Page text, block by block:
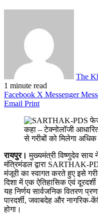
The
1 minute read
Facebook X Messenger
Email Print
रायपुर। मुख्यमंत्री विष्णुदेव साय
मंत्रिमंडल द्वारा SARTHAK-
मंजूरी का स्वागत करते हुए इसे
दिशा में एक ऐतिहासिक एवं
यह निर्णय सार्वजनिक वितरण
पारदर्शी, जवाबदेह और नागरिक-
होगा।